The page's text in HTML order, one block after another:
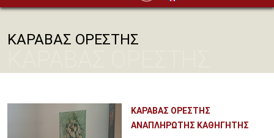
ΚΑΡΑΒΑΣ ΟΡΕΣΤΗΣ
ΚΑΡΑΒΑΣ ΟΡΕΣΤΗΣ
ΑΝΑΠΛΗΡΩΤΗΣ ΚΑΘΗΓΗΤΗΣ